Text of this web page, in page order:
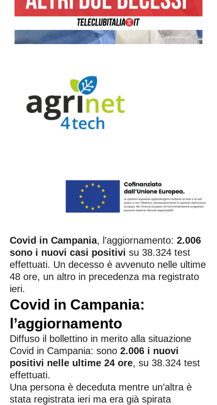
Covid in Campania, l’aggiornamento: 2.006
sono i nuovi casi positivi su 38.324 test
effettuati. Un decesso è avvenuto nelle ultime
48 ore, un altro in precedenza ma registrato
ieri.
Covid in Campania:
l’aggiornamento
Diffuso il bollettino in merito alla situazione
Covid in Campania: sono 2.006 i nuovi
positivi nelle ultime 24 ore, su 38.324 test
effettuati.
Una persona è deceduta mentre un’altra è
stata registrata ieri ma era già spirata